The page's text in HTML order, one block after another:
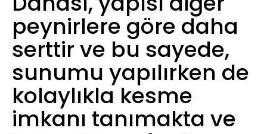
peynirlere göre daha
serttir ve bu sayede,
sunumu yapılırken de
kolaylıkla kesme
imkanı tanımakta ve